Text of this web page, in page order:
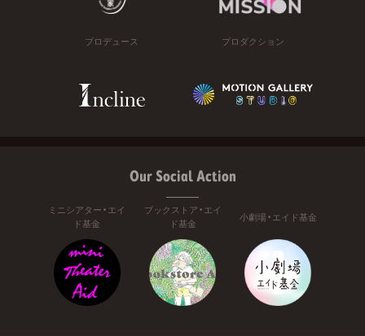
プロデュース プロダクション
Our Social Action
ミニシアター・エイ
ド基金
ブックストア・エイ
ド基金
小劇場・エイド基金